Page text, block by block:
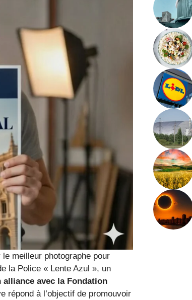
meilleur photographe pour
la Police « Lente Azul », un
alliance avec la Fondation
répond à l’objectif de promouvoir